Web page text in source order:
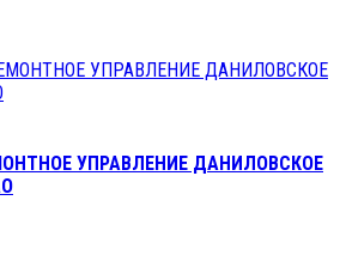
УПРАВЛЕНИЕ ДАНИЛОВСКОЕ